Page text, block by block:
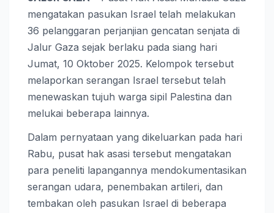
mengatakan pasukan Israel telah melakukan
36 pelanggaran perjanjian gencatan senjata di
Jalur Gaza sejak berlaku pada siang hari
Jumat, 10 Oktober 2025. Kelompok tersebut
melaporkan serangan Israel tersebut telah
menewaskan tujuh warga sipil Palestina dan
melukai beberapa lainnya.
Dalam pernyataan yang dikeluarkan pada hari
Rabu, pusat hak asasi tersebut mengatakan
para peneliti lapangannya mendokumentasikan
serangan udara, penembakan artileri, dan
tembakan oleh pasukan Israel di beberapa